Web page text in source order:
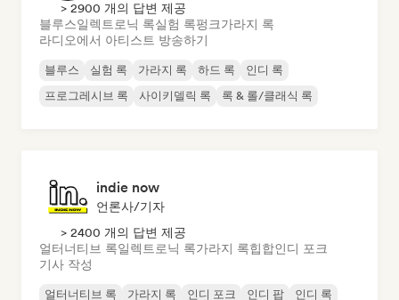
> 2900 개의 답변 제공
블루스일렉트로닉 록실험 록펑크가라지 록
라디오에서 아티스트 방송하기
블루스 실험 록 가라지 록 하드 록
인디 록
프로그레시브 록
사이키델릭 록 록 & 롤/클래식 록
indie now
언론사/기자
> 2400 개의 답변 제공
얼터너티브 록일렉트로닉 록가라지 록힙합인디 포크
기사 작성
얼터너티브 록 가라지 록 인디 포크 인디 팝
인디 록